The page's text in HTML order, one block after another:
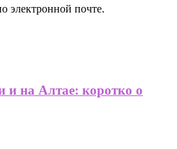
электронной почте.
и на Алтае: коротко о